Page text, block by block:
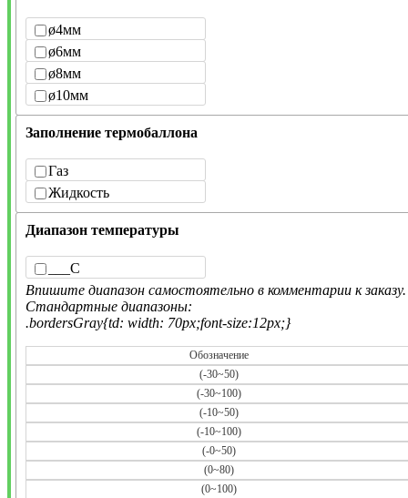
ø4мм
ø6мм
ø8мм
ø10мм
Заполнение термобаллона
Газ
Жидкость
Диапазон температуры
___С
Впишите диапазон самостоятельно в комментарии к заказу.
Стандартные диапазоны:
Обозначение
(-30~50)
(-30~100)
(-10~50)
(-10~100)
(-0~50)
(0~80)
(0~100)